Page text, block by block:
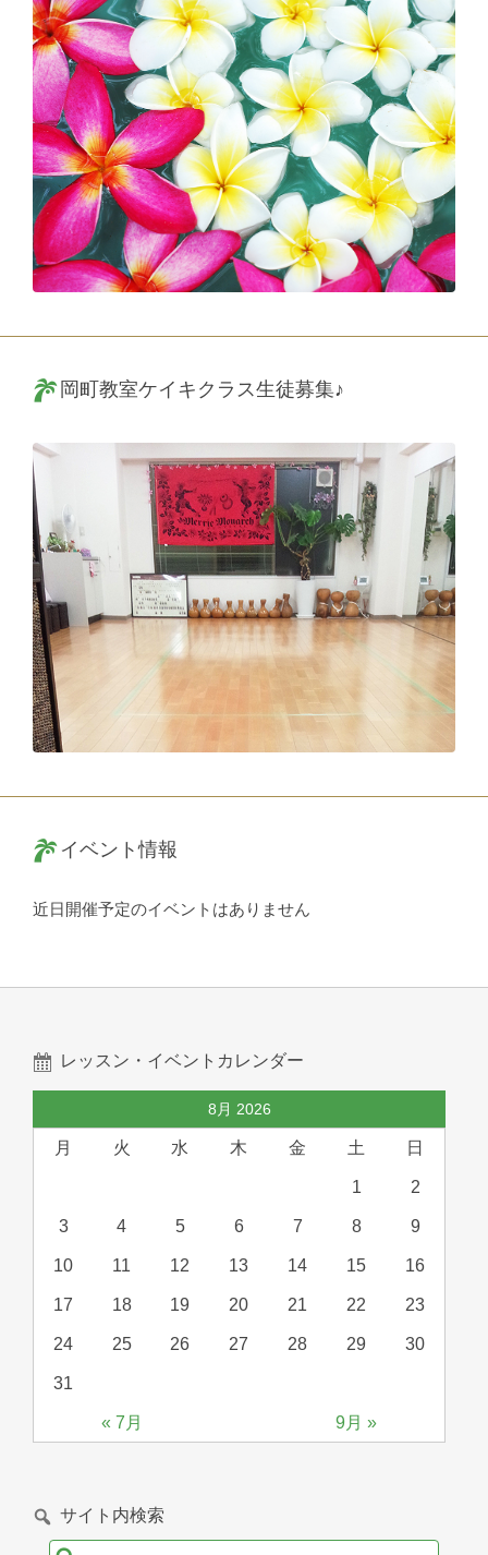
岡町教室ケイキクラス生徒募集♪
イベント情報
近日開催予定のイベントはありません
レッスン・イベントカレンダー
8月 2026
月 火 水 木 金 土 日
1 2
3 4 5 6 7 8 9
10 11 12 13 14 15 16
17 18 19 20 21 22 23
24 25 26 27 28 29 30
31
« 7月 9月 »
サイト内検索
検